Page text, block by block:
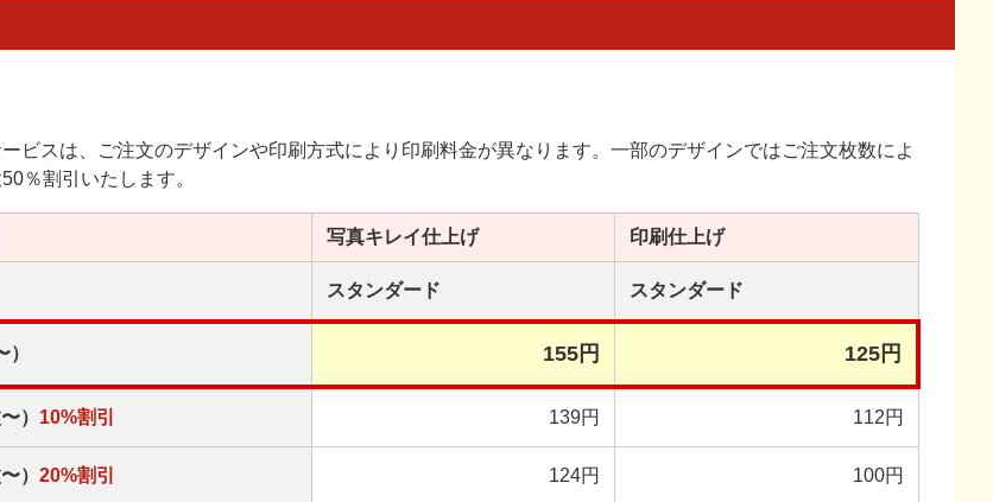
ビスは、ご注文のデザインや印刷方式により印刷料金が異なります。一部のデザインではご注文枚数によ
％割引いたします。
写真キレイ仕上げ 印刷仕上げ
スタンダード スタンダード
155円 125円
） 10%割引 139円 112円
） 20%割引 124円 100円